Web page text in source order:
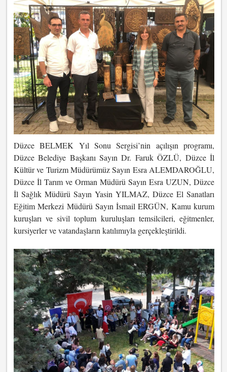
Düzce BELMEK Yıl Sonu Sergisi’nin açılışın programı,
Düzce Belediye Başkanı Sayın Dr. Faruk ÖZLÜ, Düzce İl
Kültür ve Turizm Müdürümüz Sayın Esra ALEMDAROĞLU,
Düzce İl Tarım ve Orman Müdürü Sayın Esra UZUN, Düzce
İl Sağlık Müdürü Sayın Yasin YILMAZ, Düzce El Sanatları
Eğitim Merkezi Müdürü Sayın İsmail ERGÜN, Kamu kurum
kuruşları ve sivil toplum kuruluşları temsilcileri, eğitmenler,
kursiyerler ve vatandaşların katılımıyla gerçekleştirildi.